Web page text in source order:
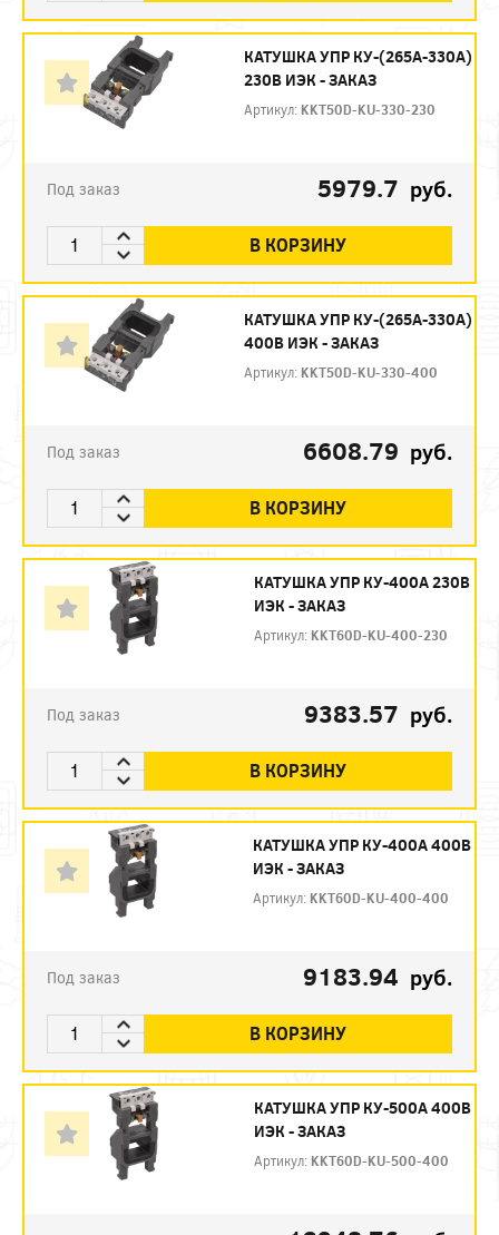
КАТУШКА УПР КУ-(265А-330А)
230В ИЭК - ЗАКАЗ
Артикул: KKT50D-KU-330-230
Под заказ 5979.7 руб.
В КОРЗИНУ
КАТУШКА УПР КУ-(265А-330А)
400В ИЭК - ЗАКАЗ
Артикул: KKT50D-KU-330-400
Под заказ 6608.79 руб.
В КОРЗИНУ
КАТУШКА УПР КУ-400А 230В
ИЭК - ЗАКАЗ
Артикул: KKT60D-KU-400-230
Под заказ 9383.57 руб.
В КОРЗИНУ
КАТУШКА УПР КУ-400А 400В
ИЭК - ЗАКАЗ
Артикул: KKT60D-KU-400-400
Под заказ 9183.94 руб.
В КОРЗИНУ
КАТУШКА УПР КУ-500А 400В
ИЭК - ЗАКАЗ
Артикул: KKT60D-KU-500-400